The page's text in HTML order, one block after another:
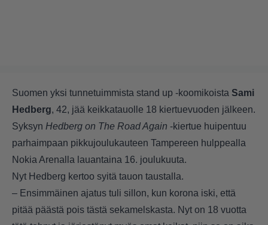
Suomen yksi tunnetuimmista stand up -koomikoista Sami
Hedberg, 42, jää keikkatauolle 18 kiertuevuoden jälkeen.
Syksyn Hedberg on The Road Again -kiertue huipentuu
parhaimpaan pikkujoulukauteen Tampereen hulppealla
Nokia Arenalla lauantaina 16. joulukuuta.
Nyt Hedberg kertoo syitä tauon taustalla.
– Ensimmäinen ajatus tuli sillon, kun korona iski, että
pitää päästä pois tästä sekamelskasta. Nyt on 18 vuotta